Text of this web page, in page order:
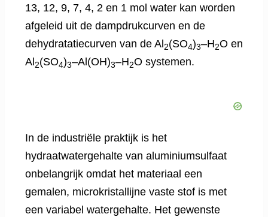
13, 12, 9, 7, 4, 2 en 1 mol water kan worden
afgeleid uit de dampdrukcurven en de
dehydratatiecurven van de Al 2(SO4)3–H2O en
Al 2(SO4)3–Al(OH)3–H2O systemen.
In de industriële praktijk is het
hydraatwatergehalte van aluminiumsulfaat
onbelangrijk omdat het materiaal een
gemalen, microkristallijne vaste stof is met
een variabel watergehalte. Het gewenste